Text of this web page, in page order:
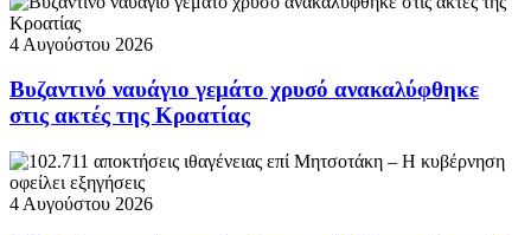
4 Αυγούστου 2026
Βυζαντινό ναυάγιο γεμάτο χρυσό ανακαλύφθηκε
στις ακτές της Κροατίας
4 Αυγούστου 2026